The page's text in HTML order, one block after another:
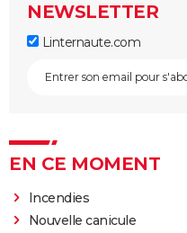
NEWSLETTER
Linternaute.com
EN CE MOMENT
Incendies
Nouvelle canicule